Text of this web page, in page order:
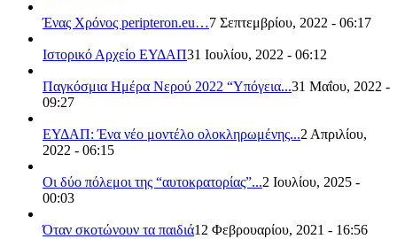
Ένας Χρόνος peripteron.eu…7 Σεπτεμβρίου, 2022 - 06:17
Ιστορικό Αρχείο ΕΥΔΑΠ31 Ιουλίου, 2022 - 06:12
Παγκόσμια Ημέρα Νερού 2022 “Υπόγεια...31 Μαΐου, 2022 -
09:27
ΕΥΔΑΠ: Ένα νέο μοντέλο ολοκληρωμένης...2 Απριλίου,
2022 - 06:15
Οι δύο πόλεμοι της “αυτοκρατορίας”...2 Ιουλίου, 2025 -
00:03
Όταν σκοτώνουν τα παιδιά12 Φεβρουαρίου, 2021 - 16:56